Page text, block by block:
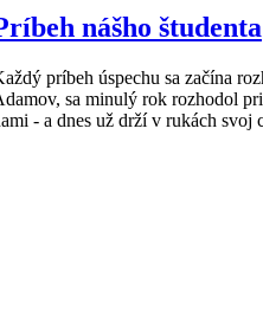
nášho študenta
príbeh úspechu sa začína
sa minulý rok rozhodol
- a dnes už drží v rukách svoj